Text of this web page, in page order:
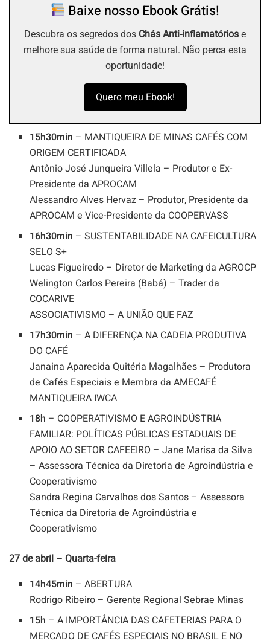
Baixe nosso Ebook Grátis!
Descubra os segredos dos Chás Anti-inflamatórios e
melhore sua saúde de forma natural. Não perca esta
oportunidade!
Quero meu Ebook!
15h30min – MANTIQUEIRA DE MINAS CAFÉS COM
ORIGEM CERTIFICADA
Antônio José Junqueira Villela – Produtor e Ex-
Presidente da APROCAM
Alessandro Alves Hervaz – Produtor, Presidente da
APROCAM e Vice-Presidente da COOPERVASS
16h30min – SUSTENTABILIDADE NA CAFEICULTURA
SELO S+
Lucas Figueiredo – Diretor de Marketing da AGROCP
Welington Carlos Pereira (Babá) – Trader da
COCARIVE
ASSOCIATIVISMO – A UNIÃO QUE FAZ
17h30min – A DIFERENÇA NA CADEIA PRODUTIVA
DO CAFÉ
Janaina Aparecida Quitéria Magalhães – Produtora
de Cafés Especiais e Membra da AMECAFÉ
MANTIQUEIRA IWCA
18h – COOPERATIVISMO E AGROINDÚSTRIA
FAMILIAR: POLÍTICAS PÚBLICAS ESTADUAIS DE
APOIO AO SETOR CAFEEIRO – Jane Marisa da Silva
– Assessora Técnica da Diretoria de Agroindústria e
Cooperativismo
Sandra Regina Carvalhos dos Santos – Assessora
Técnica da Diretoria de Agroindústria e
Cooperativismo
27 de abril – Quarta-feira
14h45min – ABERTURA
Rodrigo Ribeiro – Gerente Regional Sebrae Minas
15h – A IMPORTÂNCIA DAS CAFETERIAS PARA O
MERCADO DE CAFÉS ESPECIAIS NO BRASIL E NO